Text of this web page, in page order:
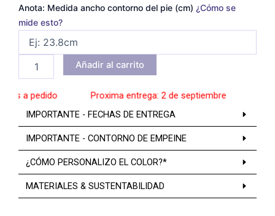
Anota: Medida ancho contorno del pie (cm) ¿Cómo se
mide esto?
Añadir al carrito
a pedido______ Proxima entrega: 2 de septiembre______
IMPORTANTE - FECHAS DE ENTREGA
IMPORTANTE - CONTORNO DE EMPEINE
¿CÓMO PERSONALIZO EL COLOR?*
MATERIALES & SUSTENTABILIDAD